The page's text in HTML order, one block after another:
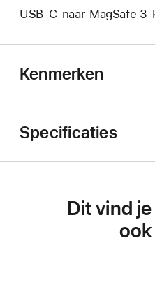
USB‑C-naar-MagSafe
Kenmerken
Specificaties
Dit vind